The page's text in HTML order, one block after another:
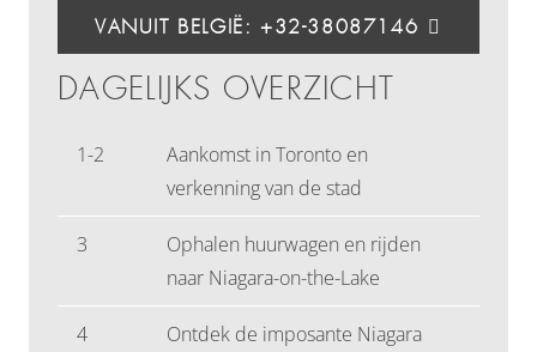
VANUIT BELGIË: +32-38087146
DAGELIJKS OVERZICHT
1-2
Aankomst in Toronto en
verkenning van de stad
3
Ophalen huurwagen en rijden
naar Niagara-on-the-Lake
4
Ontdek de imposante Niagara